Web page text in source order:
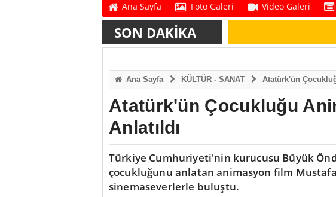
Ana Sayfa
Foto Galeri Video Galeri
SON DAKİKA
Ana Sayfa KÜLTÜR - SANAT Atatürk'ün
Atatürk'ün Çocukluğu
Anlatıldı
Türkiye Cumhuriyeti'nin kurucusu Büyük
çocukluğunu anlatan animasyon film
sinemaseverlerle buluştu.